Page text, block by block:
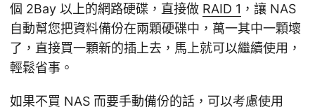
個 2Bay 以上的網路硬碟，直接做 RAID 1 ，讓 NAS
自動幫您把資料備份在兩顆硬碟中，萬一其中一顆壞
了，直接買一顆新的插上去，馬上就可以繼續使用，
輕鬆省事。
如果不買 NAS 而要手動備份的話，可以考慮使用